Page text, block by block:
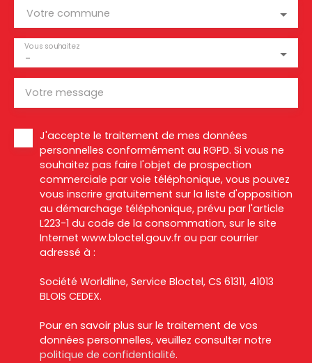
Votre commune
-
Vous souhaitez
Votre message
J'accepte le traitement de mes données
personnelles conformément au RGPD. Si vous ne
souhaitez pas faire l'objet de prospection
commerciale par voie téléphonique, vous pouvez
vous inscrire gratuitement sur la liste d'opposition
au démarchage téléphonique, prévu par l'article
L223-1 du code de la consommation, sur le site
Internet www.bloctel.gouv.fr ou par courrier
adressé à :
Société Worldline, Service Bloctel, CS 61311, 41013
BLOIS CEDEX.
Pour en savoir plus sur le traitement de vos
données personnelles, veuillez consulter notre
politique de confidentialité.